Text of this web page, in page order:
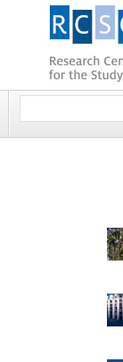
Website